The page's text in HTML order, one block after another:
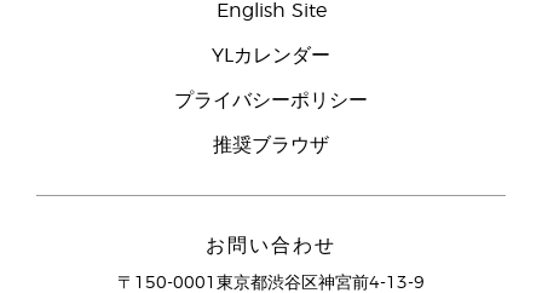
English Site
YLカレンダー
プライバシーポリシー
推奨ブラウザ
お問い合わせ
〒150-0001東京都渋谷区神宮前4-13-9